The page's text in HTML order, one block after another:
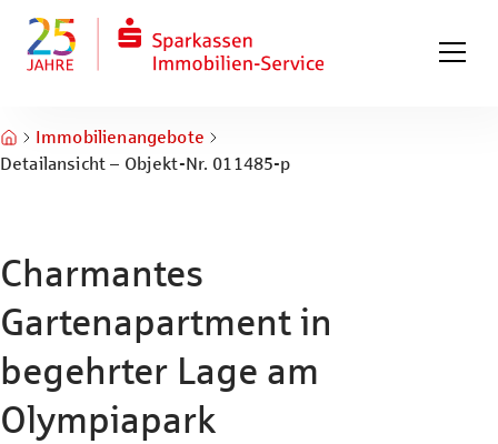
Zum Fuß springen
Immobilienangebote
Detailansicht – Objekt-Nr. 011485-p
Charmantes
Gartenapartment in
begehrter Lage am
Olympiapark